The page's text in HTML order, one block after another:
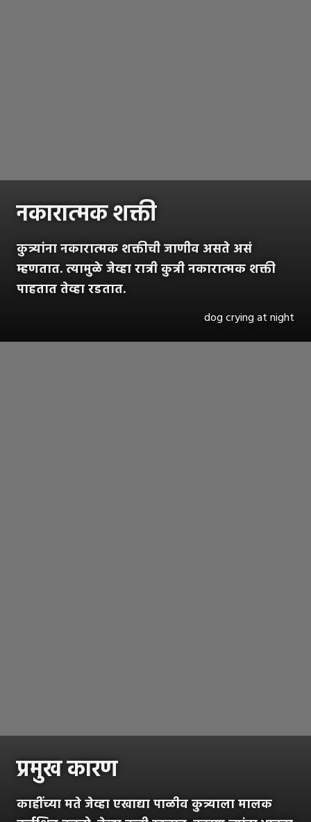
नकारात्मक शक्ती
कुत्र्यांना नकारात्मक शक्तीची जाणीव असते असं
म्हणतात. त्यामुळे जेव्हा रात्री कुत्री नकारात्मक शक्ती
पाहतात तेव्हा रडतात.
dog crying at night
प्रमुख कारण
काहींच्या मते जेव्हा एखाद्या पाळीव कुत्र्याला मालक